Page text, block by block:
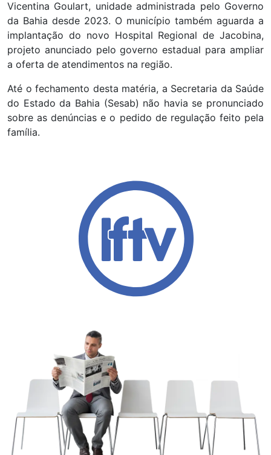
Vicentina Goulart, unidade administrada pelo Governo
da Bahia desde 2023. O município também aguarda a
implantação do novo Hospital Regional de Jacobina,
projeto anunciado pelo governo estadual para ampliar
a oferta de atendimentos na região.
Até o fechamento desta matéria, a Secretaria da Saúde
do Estado da Bahia (Sesab) não havia se pronunciado
sobre as denúncias e o pedido de regulação feito pela
família.